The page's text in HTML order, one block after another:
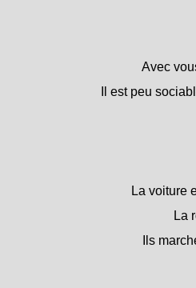
Avec
Il est peu
La voiture
La
Ils